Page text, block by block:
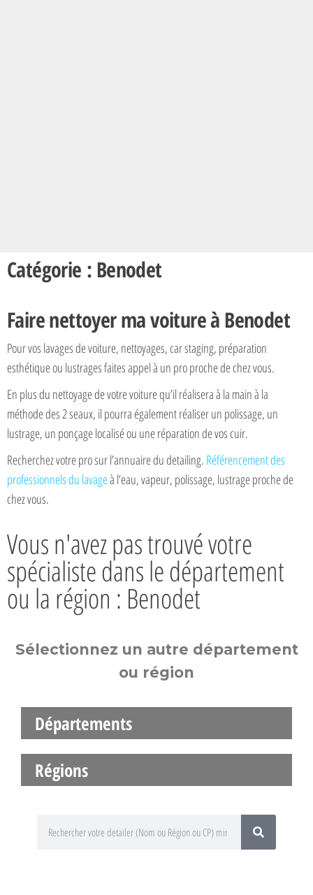
Catégorie : Benodet
Faire nettoyer ma voiture à Benodet
Pour vos lavages de voiture, nettoyages, car staging, préparation
esthétique ou lustrages faites appel à un pro proche de chez vous.
En plus du nettoyage de votre voiture qu’il réalisera à la main à la
méthode des 2 seaux, il pourra également réaliser un polissage, un
lustrage, un ponçage localisé ou une réparation de vos cuir.
Recherchez votre pro sur l’annuaire du detailing. Référencement des
professionnels du lavageà l’eau, vapeur, polissage, lustrage proche de
chez vous.
Vous n'avez pas trouvé votre
spécialiste dans le département
ou la région : Benodet
Sélectionnez un autre département
ou région
Départements
Régions